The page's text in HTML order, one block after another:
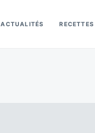
ACTUALITÉS RECETTES